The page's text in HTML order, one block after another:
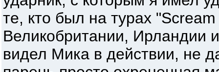
те, кто был на турах
Великобритании,
видел Мика в действии, не